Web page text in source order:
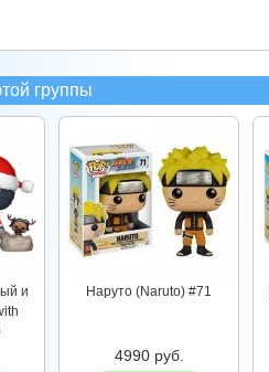
группы
и
Наруто (Naruto) #71
4990 руб.